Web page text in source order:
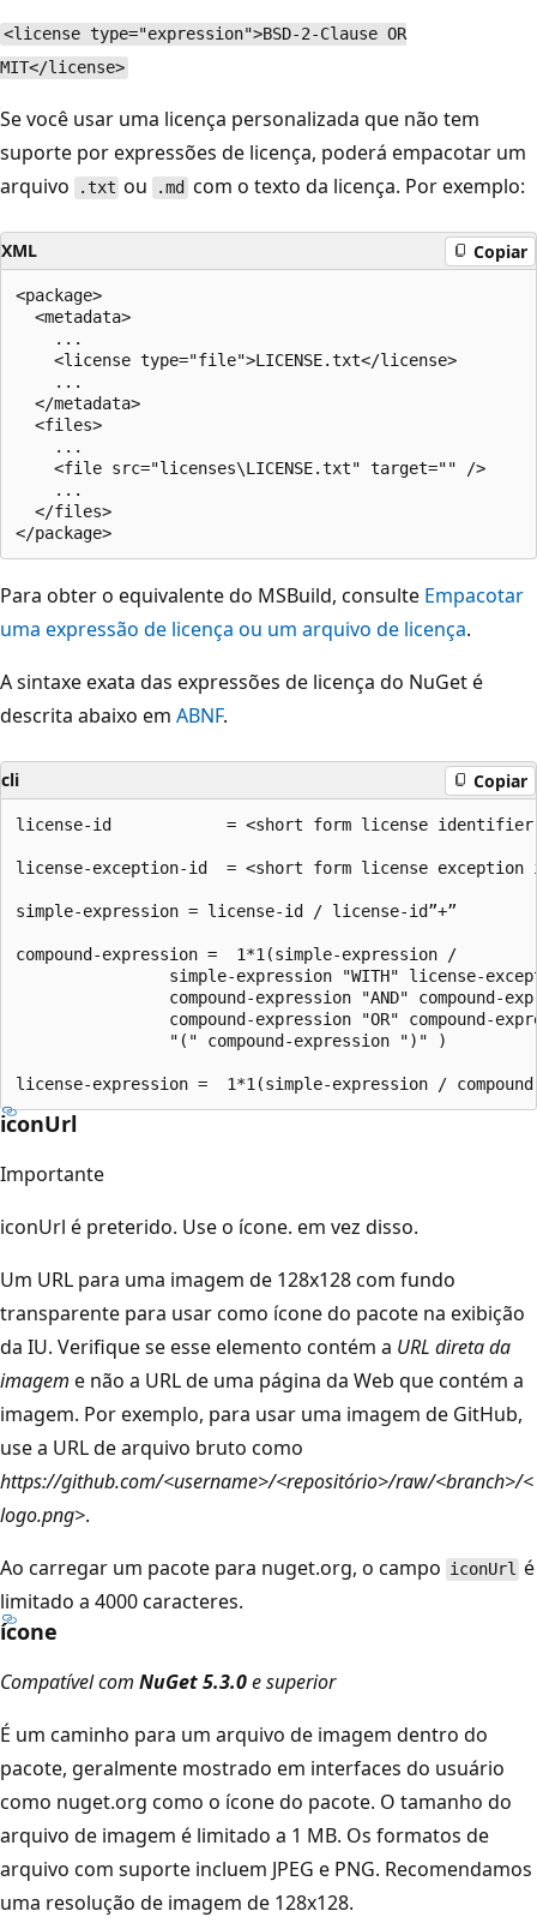
<license type="expression">BSD-2-Clause OR
MIT</license>
Se você usar uma licença personalizada que não tem
suporte por expressões de licença, poderá empacotar um
arquivo
.txt ou .md com o texto da licença. Por exemplo:
XML Copiar
<package>
  <metadata>
    ...
    <license type="file">LICENSE.txt</license>
    ...
  </metadata>
  <files>
    ...
    <file src="licenses\LICENSE.txt" target="" />
    ...
  </files>
Para obter o equivalente do MSBuild, consulte Empacotar
uma expressão de licença ou um arquivo de licença.
A sintaxe exata das expressões de licença do NuGet é
descrita abaixo em ABNF.
cli Copiar
license-id            = <short form license identifier
license-exception-id  = <short form license
simple-expression = license-id / license-id”+”
compound-expression =  1*1(simple-expression /
simple-expression "WITH" license-
compound-expression "AND" compound-
compound-expression "OR"
                "(" compound-expression ")" )
iconUrl
Importante
iconUrl é preterido. Use o ícone. em vez disso.
Um URL para uma imagem de 128x128 com fundo
transparente para usar como ícone do pacote na exibição
da IU. Verifique se esse elemento contém a URL direta da
imagem e não a URL de uma página da Web que contém a
imagem. Por exemplo, para usar uma imagem de GitHub,
use a URL de arquivo bruto como
https://github.com/<username>/<repositório>/raw/<branch>/<
logo.png>.
Ao carregar um pacote para nuget.org, o campo iconUrl é
limitado a 4000 caracteres.
ícone
Compatível com NuGet 5.3.0e superior
É um caminho para um arquivo de imagem dentro do
pacote, geralmente mostrado em interfaces do usuário
como nuget.org como o ícone do pacote. O tamanho do
arquivo de imagem é limitado a 1 MB. Os formatos de
arquivo com suporte incluem JPEG e PNG. Recomendamos
uma resolução de imagem de 128x128.